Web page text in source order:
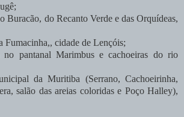
Buracão, do Recanto Verde e das Orquídeas,
Fumacinha,, cidade de Lençóis;
pantanal Marimbus e cachoeiras do rio
da Muritiba (Serrano, Cachoeirinha,
salão das areias coloridas e Poço Halley),